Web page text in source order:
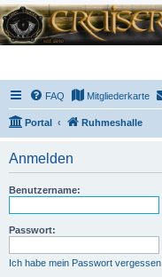
FAQ Mitgliederkarte
Portal Ruhmeshalle
Anmelden
Benutzername:
Passwort:
Ich habe mein Passwort vergessen